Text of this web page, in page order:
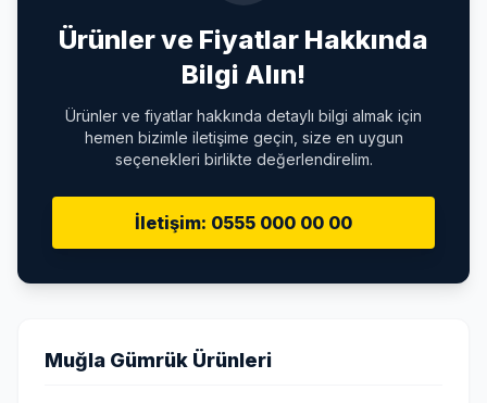
Ürünler ve Fiyatlar Hakkında
Bilgi Alın!
Ürünler ve fiyatlar hakkında detaylı bilgi almak için
hemen bizimle iletişime geçin, size en uygun
seçenekleri birlikte değerlendirelim.
İletişim: 0555 000 00 00
Muğla Gümrük Ürünleri